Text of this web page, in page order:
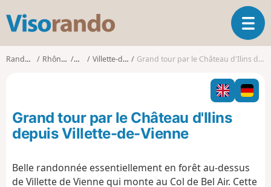
s
o
o
O
u
i
r
l
i
g
Randonnées Rhône-Alpes IsèreVillette-de-Vienne Grand tour par le Château d'Ilins depuis Villette-de-Vienne
Grand tour par le Château d'Ilins
depuis Villette-de-Vienne
Belle randonnée essentiellement en forêt au-dessus
de Villette de Vienne qui monte au Col de Bel Air. Cette